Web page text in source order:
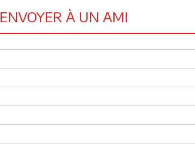
ENVOYER À UN AMI